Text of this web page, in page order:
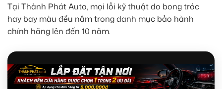
Tại Thành Phát Auto, mọi lỗi kỹ thuật do bong tróc
hay bay màu đều nằm trong danh mục bảo hành
chính hãng lên đến 10 năm.